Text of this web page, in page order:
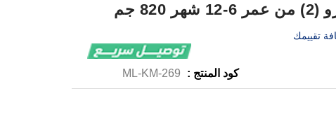
جم
تقييمك
كود المنتج : ML-KM-269